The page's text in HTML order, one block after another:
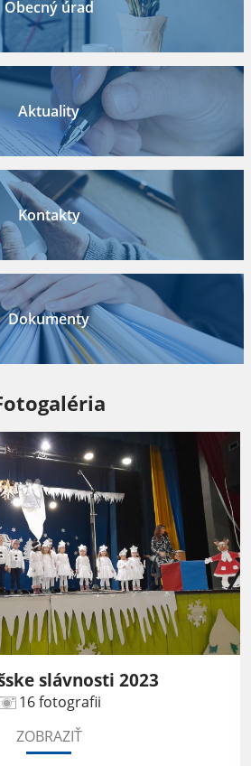
Obecný úrad
Aktuality
Kontakty
Dokumenty
slávnosti 2023
16 fotografii
ZOBRAZIŤ